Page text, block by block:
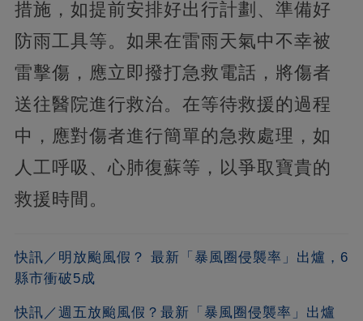
措施，如提前安排好出行計劃、準備好
防雨工具等。如果在雷雨天氣中不幸被
雷擊傷，應立即撥打急救電話，將傷者
送往醫院進行救治。在等待救援的過程
中，應對傷者進行簡單的急救處理，如
人工呼吸、心肺復蘇等，以爭取寶貴的
救援時間。
快訊／明放颱風假？ 最新「暴風圈侵襲率」出爐，6
縣市衝破5成
快訊／週五放颱風假？最新「暴風圈侵襲率」出爐